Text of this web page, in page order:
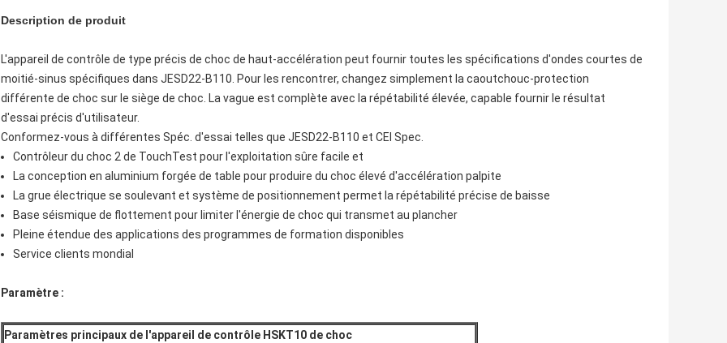
Description de produit
L'appareil de contrôle de type précis de choc de haut-accélération peut fournir toutes les spécifications d'ondes courtes de
moitié-sinus spécifiques dans JESD22-B110. Pour les rencontrer, changez simplement la caoutchouc-protection
différente de choc sur le siège de choc. La vague est complète avec la répétabilité élevée, capable fournir le résultat
d'essai précis d'utilisateur.
Conformez-vous à différentes Spéc. d'essai telles que JESD22-B110 et CEI Spec.
Contrôleur du choc 2 de TouchTest pour l'exploitation sûre facile et
La conception en aluminium forgée de table pour produire du choc élevé d'accélération palpite
La grue électrique se soulevant et système de positionnement permet la répétabilité précise de baisse
Base séismique de flottement pour limiter l'énergie de choc qui transmet au plancher
Pleine étendue des applications des programmes de formation disponibles
Service clients mondial
Paramètre :
Paramètres principaux de l'appareil de contrôle HSKT10 de choc